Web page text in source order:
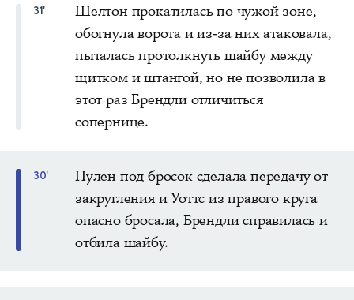
31'
Шелтон прокатилась по чужой зоне,
обогнула ворота и из-за них атаковала,
пыталась протолкнуть шайбу между
щитком и штангой, но не позволила в
этот раз Брендли отличиться
сопернице.
30'
Пулен под бросок сделала передачу от
закругления и Уоттс из правого круга
опасно бросала, Брендли справилась и
отбила шайбу.